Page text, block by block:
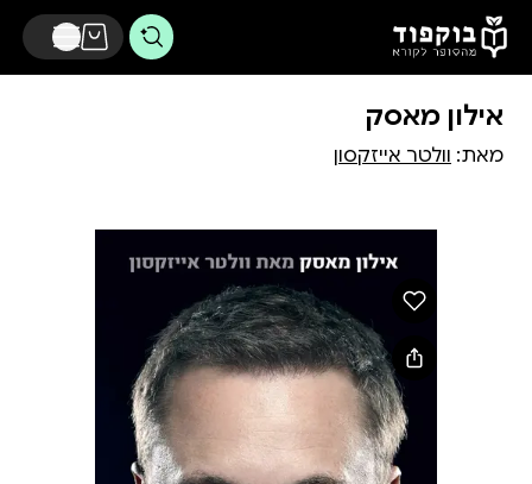
דלג לתוכן הראשי
אילון מאסק
מאת: וולטר אייזקסון